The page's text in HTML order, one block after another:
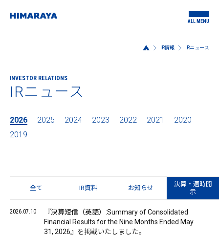
ALL MENU
IR情報 IRニュース
INVESTOR RELATIONS
IRニュース
2026 2025 2024 2023 2022 2021
2020
2019
全て IR資料 お知らせ
決算・適時開
示
2026.07.10
『決算短信（英語）:Summary of Consolidated
Financial Results for the Nine Months Ended May
31, 2026』を掲載いたしました。